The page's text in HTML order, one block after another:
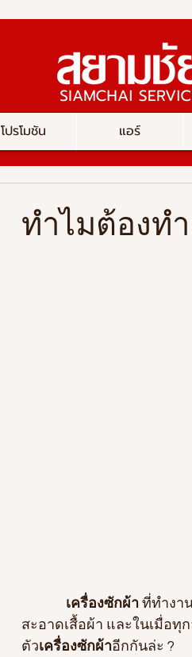
โปรโมชัน แอร์
ทำไมต้องท
เครื่องซักผ้า ที่ทำงา
สะอาดเสื้อผ้า และในเมื่อ
ตัวเครื่องซักผ้าอีกกันล่ะ ?